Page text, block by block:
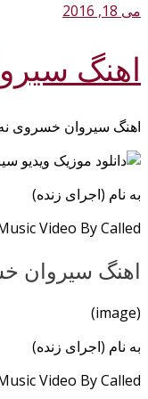
می 18, 2016
اهنگ
اهنگ سیروان خسروی
به نام (اجرای زنده)
Video By Called
اهنگ سیروان
(image)
به نام (اجرای زنده)
Video By Called